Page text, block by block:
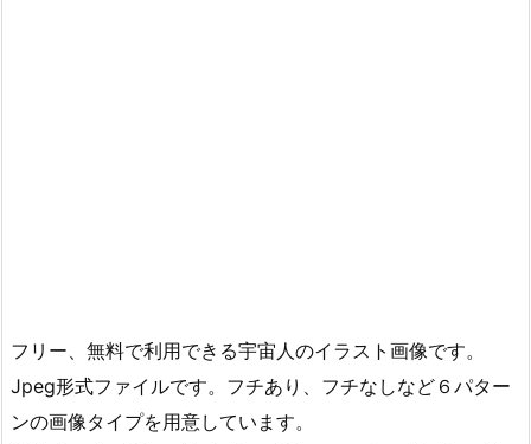
フリー、無料で利用できる宇宙人のイラスト画像です。
Jpeg形式ファイルです。フチあり、フチなしなど６パター
ンの画像タイプを用意しています。